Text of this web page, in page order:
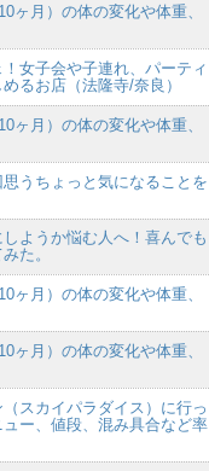
ヶ月）の体の変化や体重、
女子会や子連れ、パーティ
るお店（法隆寺/奈良）
ヶ月）の体の変化や体重、
うちょっと気になることを
ようか悩む人へ！喜んでも
た。
ヶ月）の体の変化や体重、
ヶ月）の体の変化や体重、
スカイパラダイス）に行っ
ー、値段、混み具合など率